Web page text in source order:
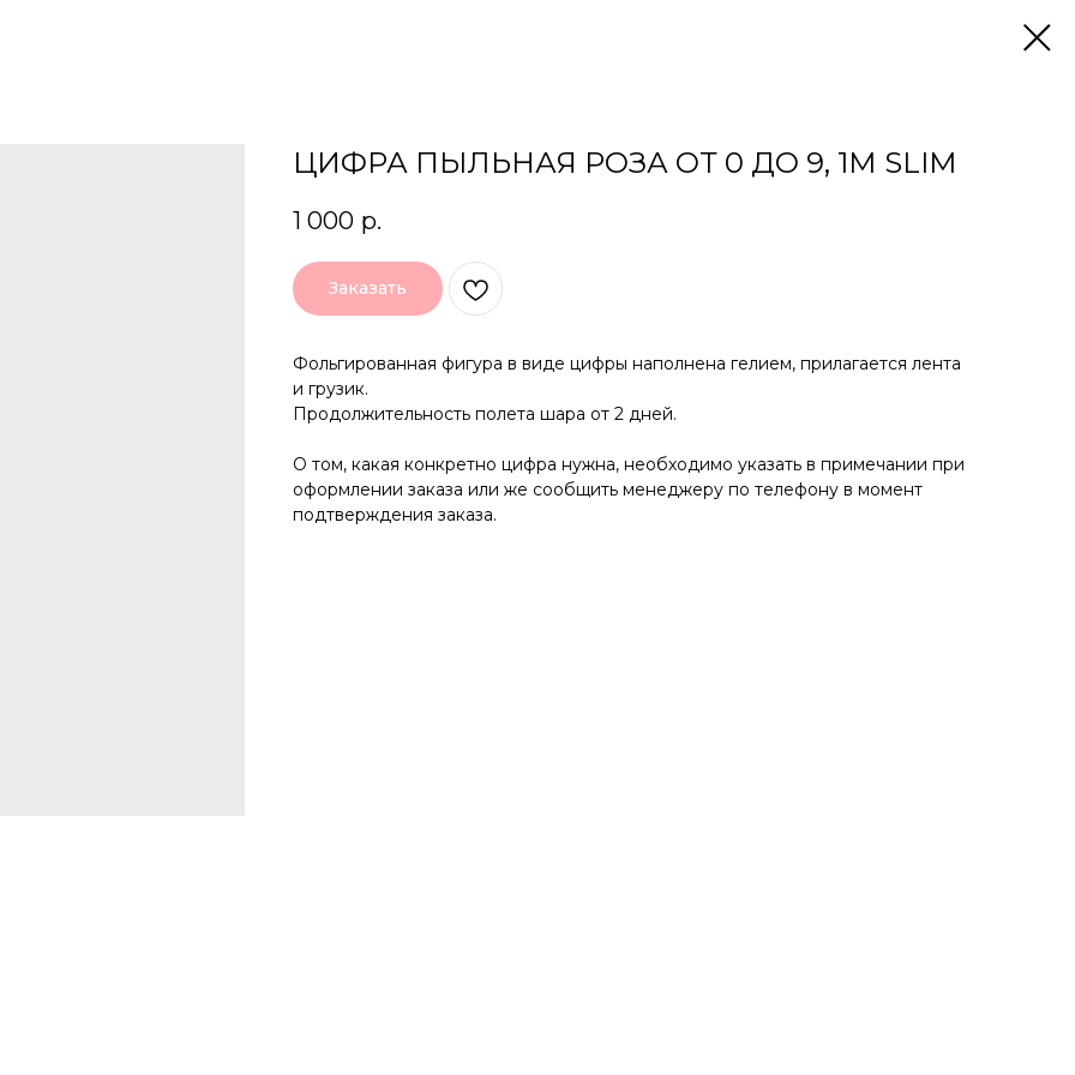
ЦИФРА ПЫЛЬНАЯ РОЗА ОТ 0 ДО 9, 1М SLIM
1 000 р.
Заказать
Фольгированная фигура в виде цифры наполнена гелием, прилагается лента
и грузик.
Продолжительность полета шара от 2 дней.
О том, какая конкретно цифра нужна, необходимо указать в примечании при
оформлении заказа или же сообщить менеджеру по телефону в момент
подтверждения заказа.